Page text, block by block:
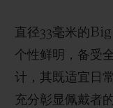
直径33毫米的
个性鲜明，备受
计，其既适宜日
充分彰显佩戴者